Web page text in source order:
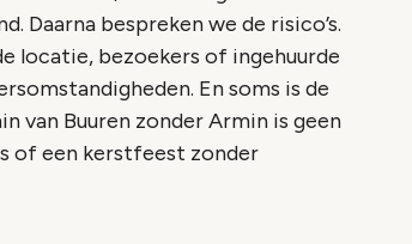
Daarna bespreken we de risico’s.
locatie, bezoekers of ingehuurde
En soms is de
van Buuren zonder Armin is geen
of een kerstfeest zonder